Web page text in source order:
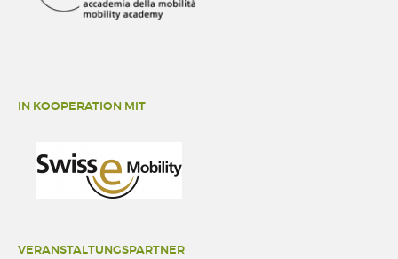
IN KOOPERATION MIT
VERANSTALTUNGSPARTNER